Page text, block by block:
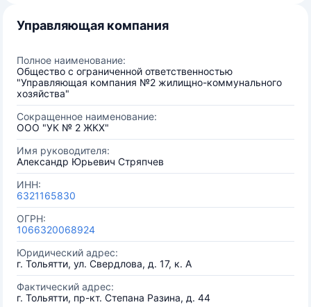
Управляющая компания
Полное наименование:
Общество с ограниченной ответственностью
"Управляющая компания №2 жилищно-коммунального
хозяйства"
Сокращенное наименование:
ООО "УК № 2 ЖКХ"
Имя руководителя:
Александр Юрьевич Стряпчев
ИНН:
6321165830
ОГРН:
1066320068924
Юридический адрес:
г. Тольятти, ул. Свердлова, д. 17, к. А
Фактический адрес:
г. Тольятти, пр-кт. Степана Разина, д. 44